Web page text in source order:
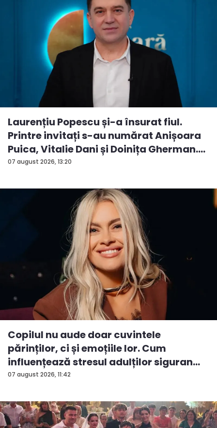
07 august 2026, 13:20
Laurențiu Popescu și-a însurat fiul.
Printre invitați s-au numărat Anișoara
Puica, Vitalie Dani și Doinița Gherman.
P...
07 august 2026, 11:42
Copilul nu aude doar cuvintele
părinților, ci și emoțiile lor. Cum
influențează stresul adulților siguran...